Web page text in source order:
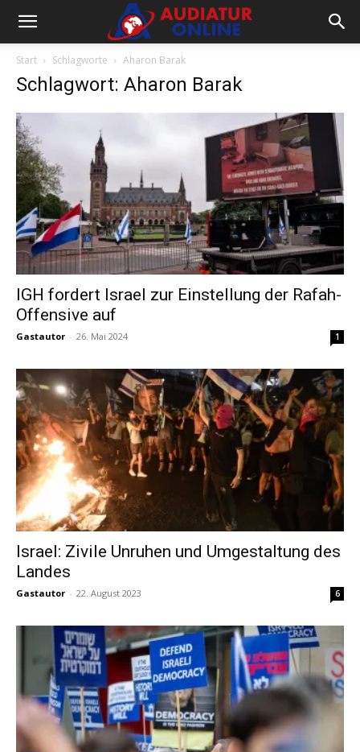
Start Schlagworte Aharon Barak
Schlagwort: Aharon Barak
IGH fordert Israel zur Einstellung der Rafah-
Offensive auf
Gastautor - 26. Mai 2024 1
Israel: Zivile Unruhen und Umgestaltung des
Landes
Gastautor - 22. August 2023 6